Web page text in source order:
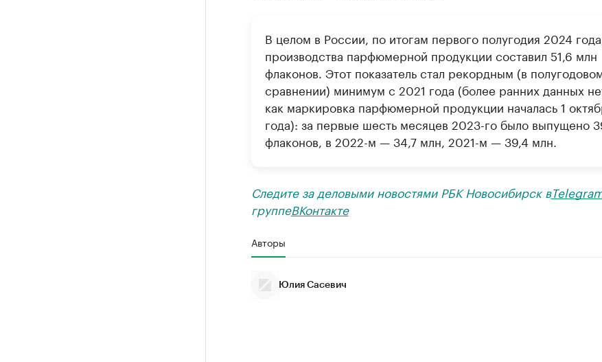
В целом в России, по итогам первого полугодия 2024
производства парфюмерной продукции составил 51,6 млн
флаконов. Этот показатель стал рекордным (в
сравнении) минимум с 2021 года (более ранних данных
как маркировка парфюмерной продукции началась 1
года): за первые шесть месяцев 2023-го было выпущено
флаконов, в 2022-м — 34,7 млн, 2021-м — 39,4 млн.
Следите за деловыми новостями РБК Новосибирск в
группеВКонтакте
Авторы
Юлия Сасевич